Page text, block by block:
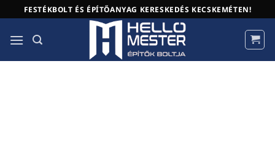
to
content
FESTÉKBOLT ÉS ÉPÍTŐANYAG KERESKEDÉS KECSKEMÉTEN!